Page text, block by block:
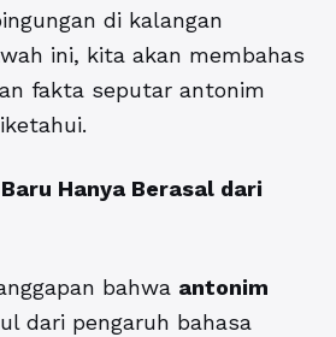
di kalangan
ini, kita akan membahas
fakta seputar antonim
Hanya Berasal dari
bahwa antonim
dari pengaruh bahasa